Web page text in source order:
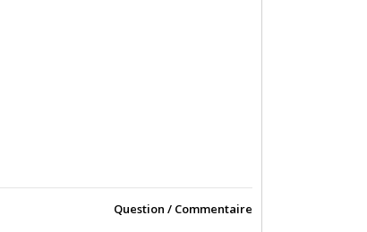
Question / Commentaire